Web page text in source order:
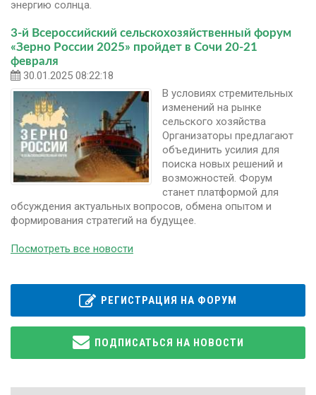
энергию солнца.
3-й Всероссийский сельскохозяйственный форум
«Зерно России 2025» пройдет в Сочи 20-21
февраля
30.01.2025 08:22:18
В условиях стремительных
изменений на рынке
сельского хозяйства
Организаторы предлагают
объединить усилия для
поиска новых решений и
возможностей. Форум
станет платформой для
обсуждения актуальных вопросов, обмена опытом и
формирования стратегий на будущее.
Посмотреть все новости
РЕГИСТРАЦИЯ НА ФОРУМ
ПОДПИСАТЬСЯ НА НОВОСТИ